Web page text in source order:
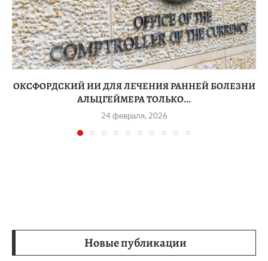
ОКСФОРДСКИЙ ИИ ДЛЯ ЛЕЧЕНИЯ РАННЕЙ БОЛЕЗНИ
АЛЬЦГЕЙМЕРА ТОЛЬКО...
24 февраля, 2026
Новые публикации